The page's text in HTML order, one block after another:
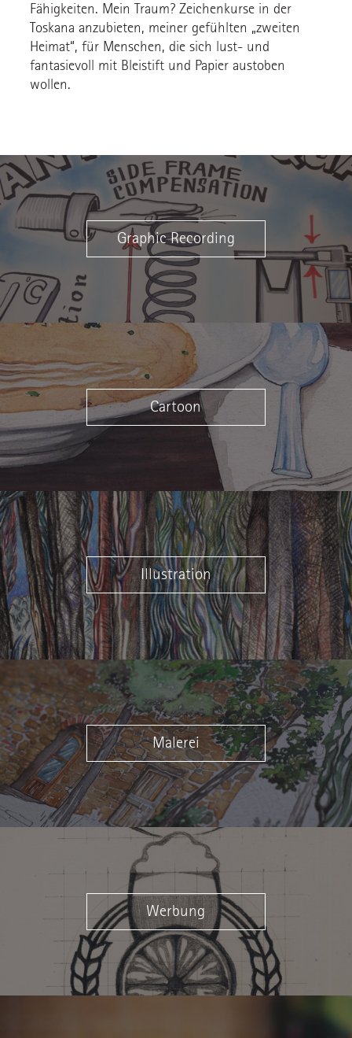
Graphic Recording
Cartoon
Illustration
Malerei
Werbung
Fähigkeiten. Mein Traum? Zeichenkurse in der
Toskana anzubieten, meiner gefühlten „zweiten
Heimat“, für Menschen, die sich lust- und
fantasievoll mit Bleistift und Papier austoben
wollen.